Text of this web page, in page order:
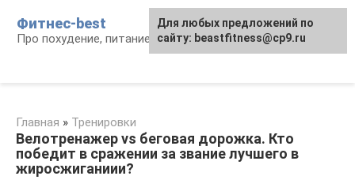
контенту
Фитнес-best
Про похудение, питание и фитнес
Главная » Тренировки
Велотренажер vs беговая дорожка. Кто
победит в сражении за звание лучшего в
жиросжиганиии?
Для любых предложений по
сайту: beastfitness@cp9.ru